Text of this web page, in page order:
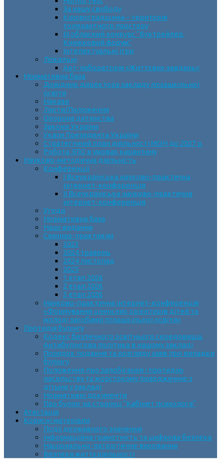
За нашу свободу
Кіровоградщина – територія
толерантного простору
ІII обласний конкурс “Буктрейлер.
Книжковий форум”
Інтелектуальні ігри
Локальні
Арт-лабораторія «Життєвих завдань»
Нормативна база
Довідник директора закладу позашкільної
освіти
Накази
Листи/Положення
Охорона дитинства
Закони України
Укази Президента України
Стратегічний план діяльності МОН до 2027 р.
Робота ЗПО в умовах карантину
Науково-методична діяльність
Конференції
І Всеукраїнська науково-практична
інтернет-конференція
ІІ Всеукраїнська науково-практична
інтернет-конференція
Угоди
Нормативна база
Наші видання
Семінар-практикум
2023
2024 травень
2024 листопад
2025
1 етап 2026
2 етап 2026
3 етап 2026
Науково-практична інтернет-конференція
«Формування ціннісних орієнтирів дітей та
молоді засобами позашкільної освіти»
Протидія булінгу
Кодекс безпечного освітнього середовища.
Антибулінгова політика в нашому закладі
Порядок подання та розгляду заяв про випадки
булінгу
Положення про запобігання і протидію
насильству та жорстокому поводженню з
дітьми у закладі
Нормативні документи
Про булінг на сторінці “Кабінет психолога”
Атестація
Корисні матеріали
Події державного значення
Інформаційна грамотність та цифрова безпека
Національно-патріотичне виховання
Безпека життєдіяльності